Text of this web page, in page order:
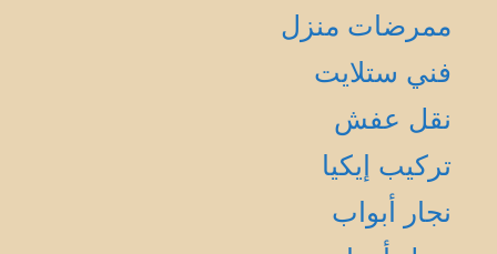
ممرضات منزل
فني ستلايت
نقل عفش
تركيب إيكيا
نجار أبواب